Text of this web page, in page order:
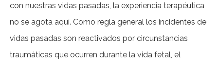
con nuestras vidas pasadas, la experiencia terapéutica
no se agota aquí. Como regla general los incidentes de
vidas pasadas son reactivados por circunstancias
traumáticas que ocurren durante la vida fetal, el